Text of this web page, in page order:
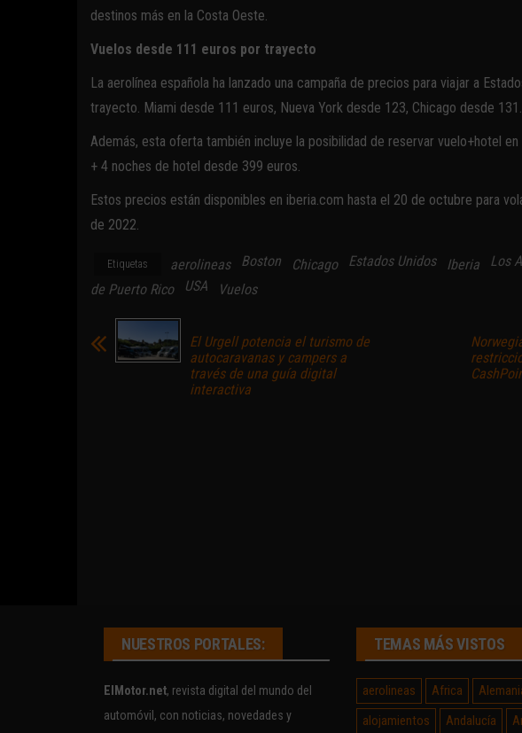
destinos más en la Costa Oeste.
Vuelos desde 111 euros por trayecto
La aerolínea española ha lanzado una campaña de precios para viajar a
trayecto. Miami desde 111 euros, Nueva York desde 123, Chicago desde 131…
Además, esta oferta también incluye la posibilidad de reservar vuelo+hotel
+ 4 noches de hotel desde 399 euros.
Estos precios están disponibles en iberia.com hasta el 20 de octubre para
de 2022.
Etiquetas aerolineas Boston Chicago Estados Unidos Iberia Los
de Puerto Rico
USA Vuelos
El Urgell potencia el turismo de
autocaravanas y campers a
través de una guía digital
interactiva
NUESTROS PORTALES:
ElMotor.net, revista digital del mundo del
automóvil, con noticias, novedades y
TEMAS MÁS VISTOS
aerolineas Africa
alojamientos
Andalucía